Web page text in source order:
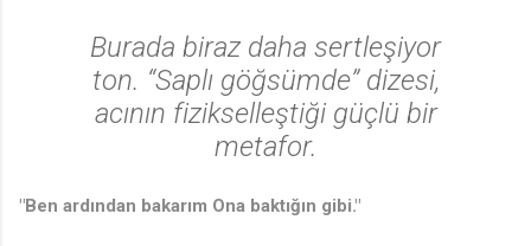
Burada biraz daha sertleşiyor
ton. “Saplı göğsümde” dizesi,
acının fizikselleştiği güçlü bir
metafor.
"Ben ardından bakarım Ona baktığın gibi."